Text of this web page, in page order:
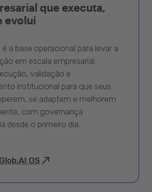
que executa,
evolui
é a base operacional para levar a
em escala empresarial.
validação e
institucional para que seus
se adaptem e melhorem
com governança
desde o primeiro dia.
OS